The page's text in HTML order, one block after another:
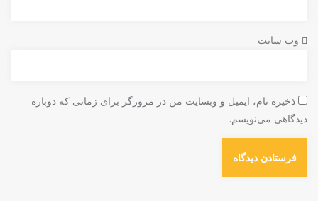
وب‌ سایت
ذخیره نام، ایمیل و وبسایت من در مرورگر برای زمانی که دوباره
دیدگاهی می‌نویسم.